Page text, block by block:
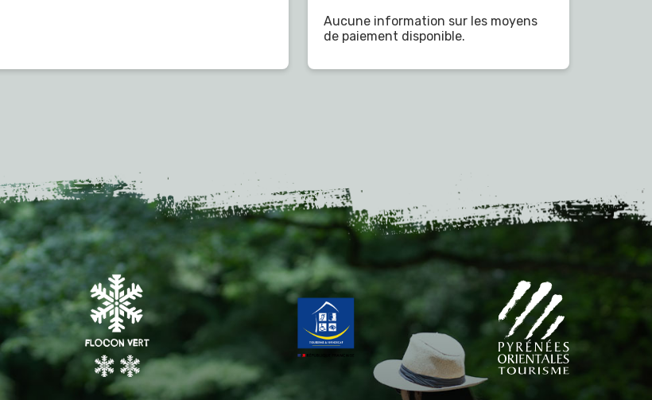
Aucune information sur les moyens
de paiement disponible.